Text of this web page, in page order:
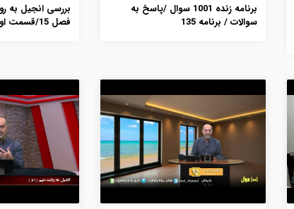
برنامه زنده 1001 سوال /پاسخ به
سوالات / برنامه 135
فصل 15/قسمت اول